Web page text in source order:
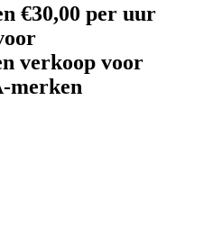
€30,00 per uur
verkoop voor
merken